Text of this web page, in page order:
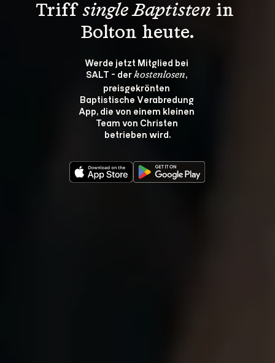
Triff single Baptisten in
Bolton heute.
Werde jetzt Mitglied bei
SALT - der kostenlosen,
preisgekrönten
Baptistische Verabredung
App, die von einem kleinen
Team von Christen
betrieben wird.